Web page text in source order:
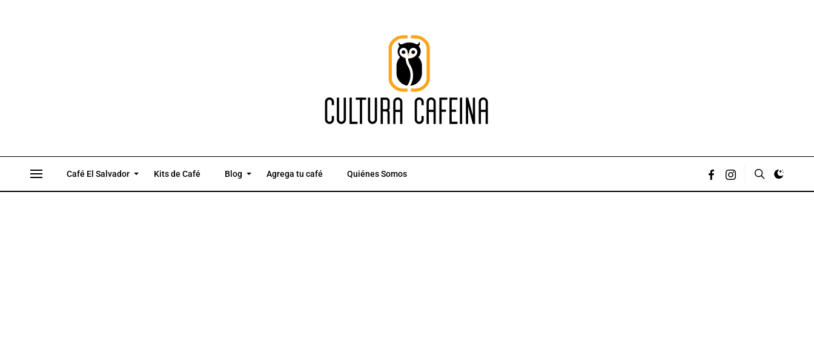
Café El Salvador Kits de Café Blog Agrega tu café Quiénes Somos